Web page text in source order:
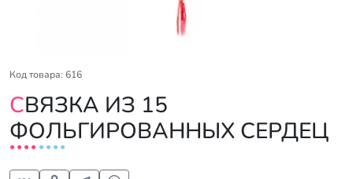
Код товара: 616
СВЯЗКА ИЗ 15
ФОЛЬГИРОВАННЫХ СЕРДЕЦ